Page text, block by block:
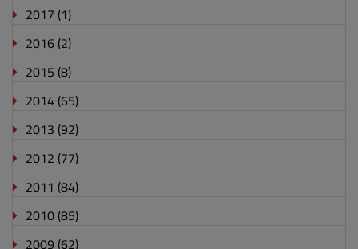
2017 (1)
2016 (2)
2015 (8)
2014 (65)
2013 (92)
2012 (77)
2011 (84)
2010 (85)
2009 (62)